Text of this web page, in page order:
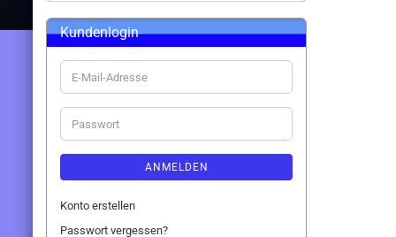
Kundenlogin
E-
Mail-
Adresse
Passwort
ANMELDEN
Konto erstellen
Passwort vergessen?